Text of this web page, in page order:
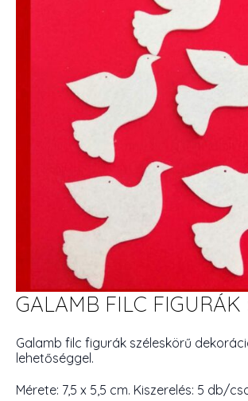
GALAMB FILC FIGURÁK
Galamb filc figurák széleskörű
lehetőséggel.
Mérete: 7,5 x 5,5 cm. Kiszerelés: 5 db/